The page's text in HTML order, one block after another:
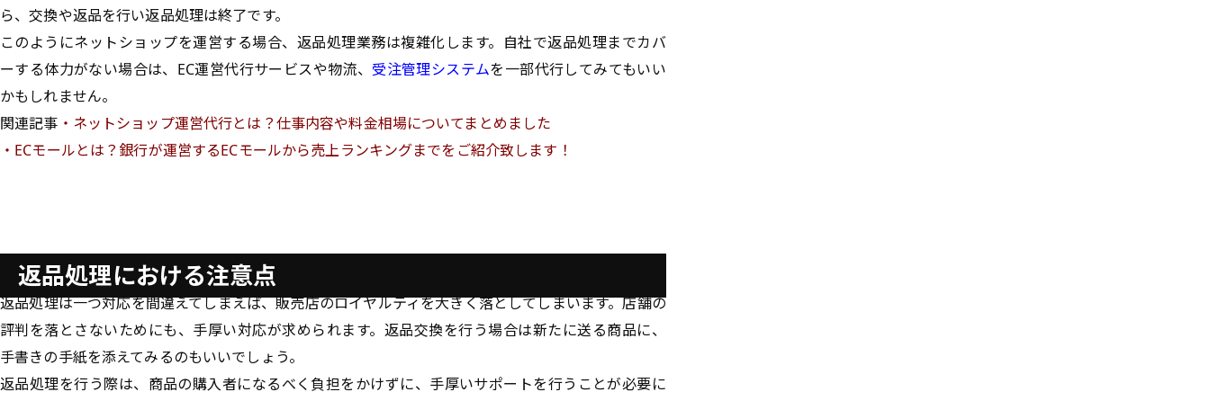
ら、交換や返品を行い返品処理は終了です。
このようにネットショップを運営する場合、返品処理業務は複雑化します。自社で返品処理までカバ
ーする体力がない場合は、EC運営代行サービスや物流、 受注管理システムを一部代行してみてもいい
かもしれません。
関連記事 ・ ネットショップ運営代行とは？仕事内容や料金相場についてまとめました
・ ECモールとは？銀行が運営するECモールから売上ランキングまでをご紹介致します！
返品処理における注意点
返品処理は一つ対応を間違えてしまえば、販売店のロイヤルティを大きく落としてしまいます。店舗の
評判を落とさないためにも、手厚い対応が求められます。返品交換を行う場合は新たに送る商品に、
手書きの手紙を添えてみるのもいいでしょう。
返品処理を行う際は、商品の購入者になるべく負担をかけずに、手厚いサポートを行うことが必要に